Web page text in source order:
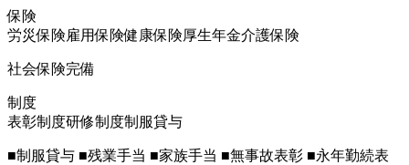
保険
労災保険雇用保険健康保険厚生年金介護保険
社会保険完備
制度
表彰制度研修制度制服貸与
■制服貸与 ■残業手当 ■家族手当 ■無事故表彰 ■永年勤続表